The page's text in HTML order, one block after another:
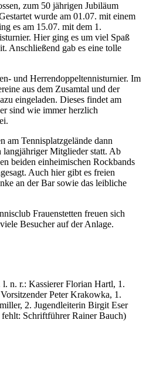
zum 50 jährigen Jubiläum
wurde am 01.07. mit einem
es am 15.07. mit dem 1.
Hier ging es um viel Spaß
Anschließend gab es eine tolle
und Herrendoppeltennisturnier. Im
aus dem Zusamtal und der
eingeladen. Dieses findet am
sind wie immer herzlich
am Tennisplatzgelände dann
langjähriger Mitglieder statt. Ab
beiden einheimischen Rockbands
Auch hier gibt es freien
an der Bar sowie das leibliche
Frauenstetten freuen sich
Besucher auf der Anlage.
n. r.: Kassierer Florian Hartl, 1.
Peter Krakowka, 1.
2. Jugendleiterin Birgit Eser
Schriftführer Rainer Bauch)